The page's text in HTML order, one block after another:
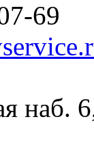
69
наб.